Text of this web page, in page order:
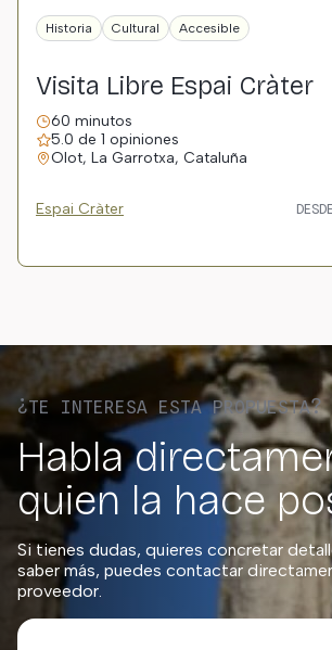
Historia Cultural Accesible
Visita Libre Espai Cràter
60 minutos
5.0 de 1 opiniones
Olot, La Garrotxa, Cataluña
Espai Cràter DESDE
¿TE INTERESA ESTA PROPUESTA?
Habla
quien la hace
Si tienes dudas, quieres concretar
saber más, puedes contactar
proveedor.